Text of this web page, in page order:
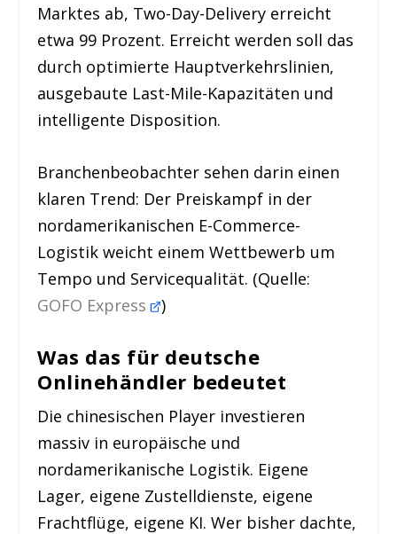
Marktes ab, Two-Day-Delivery erreicht
etwa 99 Prozent. Erreicht werden soll das
durch optimierte Hauptverkehrslinien,
ausgebaute Last-Mile-Kapazitäten und
intelligente Disposition.
Branchenbeobachter sehen darin einen
klaren Trend: Der Preiskampf in der
nordamerikanischen E-Commerce-
Logistik weicht einem Wettbewerb um
Tempo und Servicequalität. (Quelle:
GOFO Express )
Was das für deutsche
Onlinehändler bedeutet
Die chinesischen Player investieren
massiv in europäische und
nordamerikanische Logistik. Eigene
Lager, eigene Zustelldienste, eigene
Frachtflüge, eigene KI. Wer bisher dachte,